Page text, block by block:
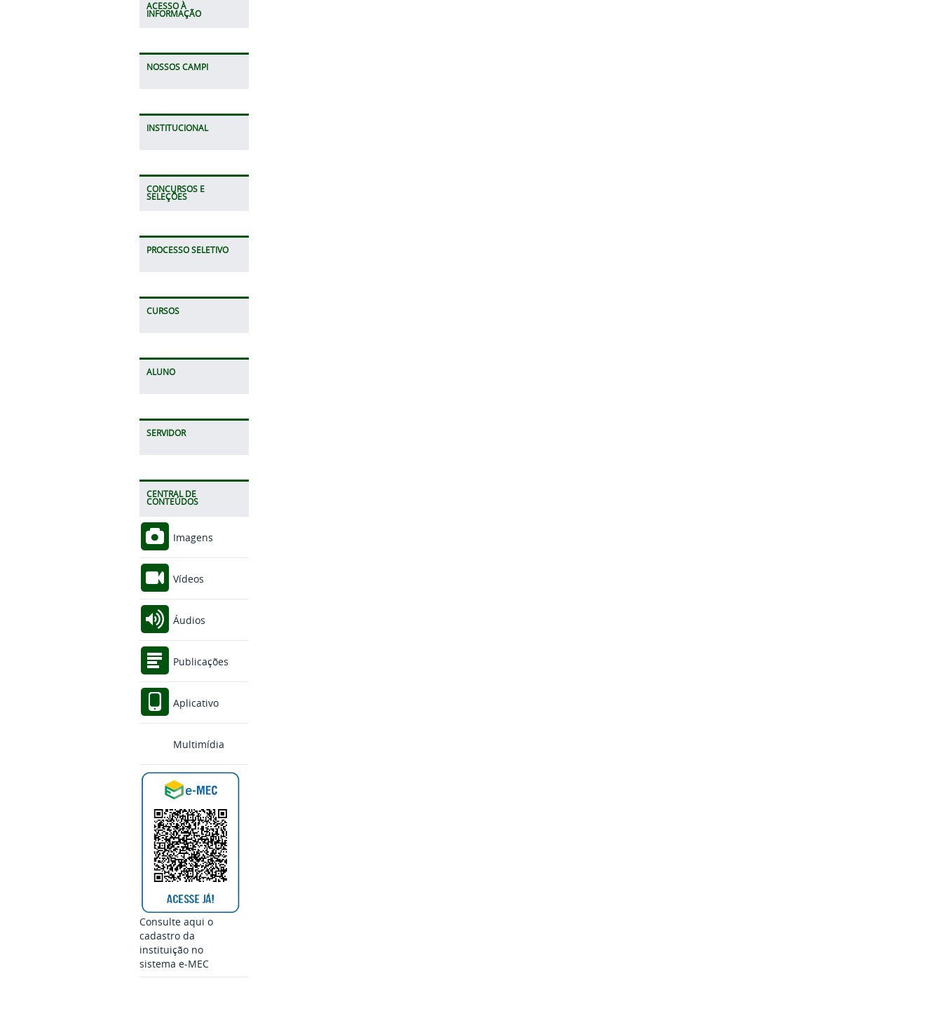
ACESSO À
INFORMAÇÃO
NOSSOS CAMPI
INSTITUCIONAL
CONCURSOS E
SELEÇÕES
PROCESSO SELETIVO
CURSOS
ALUNO
SERVIDOR
CENTRAL DE
CONTEÚDOS
Imagens
Vídeos
Áudios
Publicações
Aplicativo
Multimídia
Consulte aqui o
cadastro da
instituição no
sistema e-MEC